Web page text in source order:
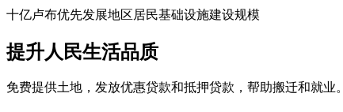
十亿卢布优先发展地区居民基础设施建设规模
提升人民生活品质
免费提供土地，发放优惠贷款和抵押贷款，帮助搬迁和就业。